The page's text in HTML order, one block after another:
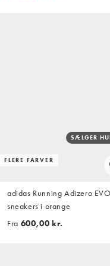
FLERE FARVER
SÆLGER
adidas Running Adizero
sneakers i orange
Fra 600,00 kr.